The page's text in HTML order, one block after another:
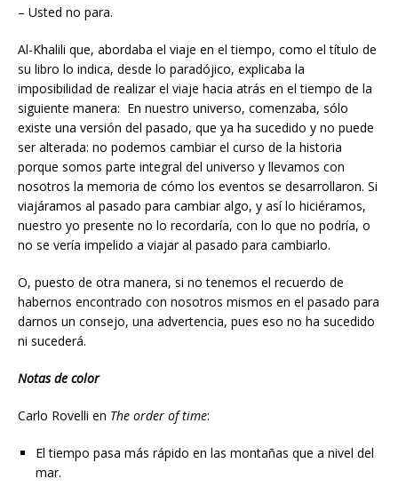
– Usted no para.
Al-Khalili que, abordaba el viaje en el tiempo, como el título de
su libro lo indica, desde lo paradójico, explicaba la
imposibilidad de realizar el viaje hacia atrás en el tiempo de la
siguiente manera: En nuestro universo, comenzaba, sólo
existe una versión del pasado, que ya ha sucedido y no puede
ser alterada: no podemos cambiar el curso de la historia
porque somos parte integral del universo y llevamos con
nosotros la memoria de cómo los eventos se desarrollaron. Si
viajáramos al pasado para cambiar algo, y así lo hiciéramos,
nuestro yo presente no lo recordaría, con lo que no podría, o
no se vería impelido a viajar al pasado para cambiarlo.
O, puesto de otra manera, si no tenemos el recuerdo de
habernos encontrado con nosotros mismos en el pasado para
darnos un consejo, una advertencia, pues eso no ha sucedido
ni sucederá.
Notas de color
Carlo Rovelli en The order of time:
El tiempo pasa más rápido en las montañas que a nivel del
mar.